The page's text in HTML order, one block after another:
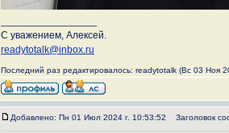
С уважением, Алексей.
readytotalk@inbox.ru
Последний раз редактировалось: readytotalk (Вс 03 Ноя
Добавлено: Пн 01 Июл 2024 г. 10:53:52 Заголовок